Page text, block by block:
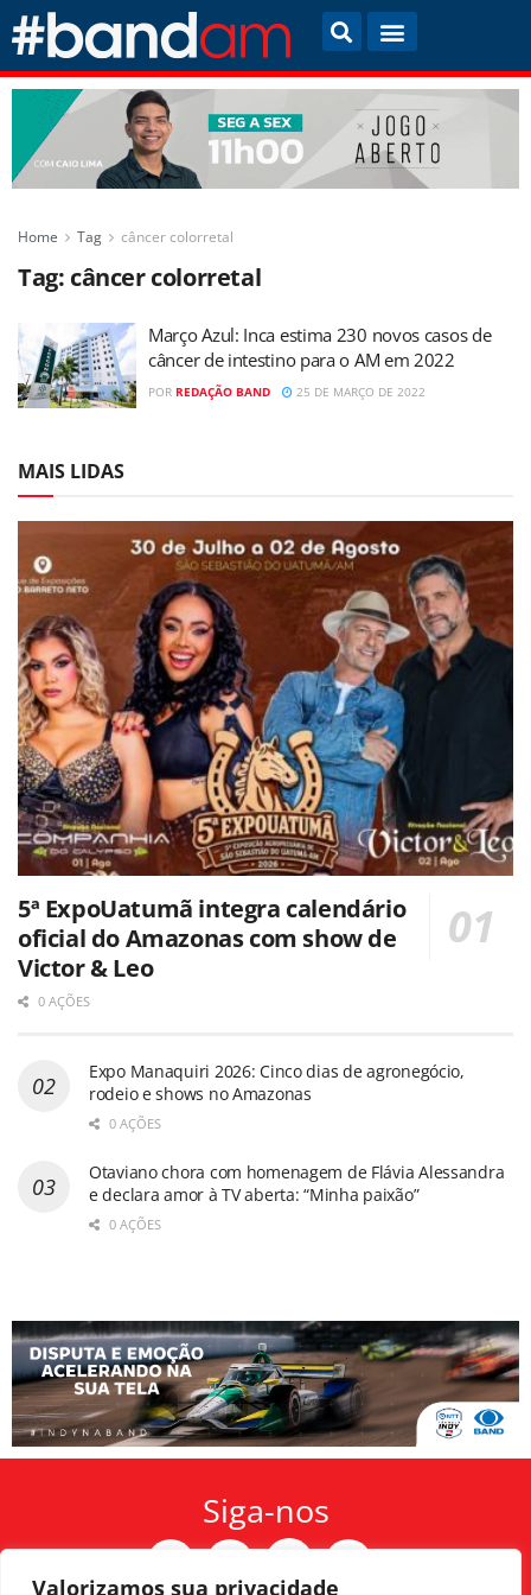
Valorizamos sua privacidade
Home Tag câncer colorretal
Tag: câncer colorretal
Março Azul: Inca estima 230 novos casos de
câncer de intestino para o AM em 2022
POR REDAÇÃO BAND 25 DE MARÇO DE 2022
MAIS LIDAS
5ª ExpoUatumã integra calendário
oficial do Amazonas com show de
Victor & Leo
0 AÇÕES
Expo Manaquiri 2026: Cinco dias de agronegócio,
rodeio e shows no Amazonas
0 AÇÕES
Otaviano chora com homenagem de Flávia Alessandra
e declara amor à TV aberta: “Minha paixão”
0 AÇÕES
Siga-nos